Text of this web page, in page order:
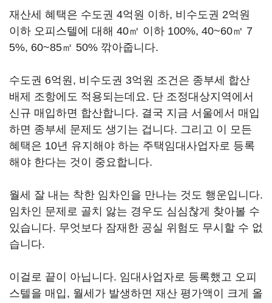
재산세 혜택은 수도권 4억원 이하, 비수도권 2억원
이하 오피스텔에 대해 40㎡ 이하 100%, 40~60㎡ 7
5%, 60~85㎡ 50% 깎아줍니다.
수도권 6억원, 비수도권 3억원 조건은 종부세 합산
배제 조항에도 적용되는데요. 단 조정대상지역에서
신규 매입하면 합산합니다. 결국 지금 서울에서 매입
하면 종부세 문제도 생기는 겁니다. 그리고 이 모든
혜택은 10년 유지해야 하는 주택임대사업자로 등록
해야 한다는 것이 중요합니다.
월세 잘 내는 착한 임차인을 만나는 것도 행운입니다.
임차인 문제로 골치 앓는 경우도 심심찮게 찾아볼 수
있습니다. 무엇보다 잠재한 공실 위험도 무시할 수 없
습니다.
이걸로 끝이 아닙니다. 임대사업자로 등록했고 오피
스텔을 매입, 월세가 발생하면 재산 평가액이 크게 올